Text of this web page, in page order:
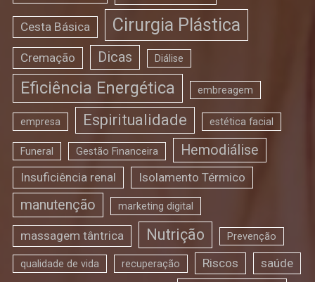
Cesta Básica Cirurgia Plástica
Cremação Dicas Diálise
Eficiência Energética embreagem
empresa Espiritualidade estética facial
Funeral Gestão Financeira Hemodiálise
Insuficiência renal Isolamento Térmico
manutenção marketing digital
massagem tântrica Nutrição Prevenção
qualidade de vida recuperação Riscos saúde